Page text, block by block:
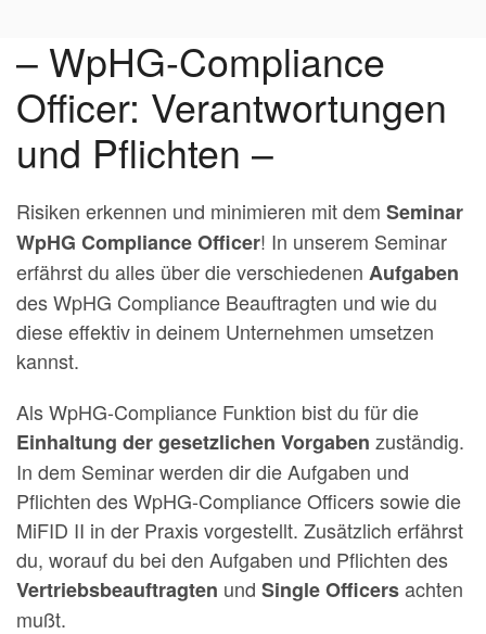
– WpHG-Compliance
Officer: Verantwortungen
und Pflichten –
Risiken erkennen und minimieren mit dem Seminar
WpHG Compliance Officer! In unserem Seminar
erfährst du alles über die verschiedenen Aufgaben
des WpHG Compliance Beauftragten und wie du
diese effektiv in deinem Unternehmen umsetzen
kannst.
Als WpHG-Compliance Funktion bist du für die
Einhaltung der gesetzlichen Vorgaben zuständig.
In dem Seminar werden dir die Aufgaben und
Pflichten des WpHG-Compliance Officers sowie die
MiFID II in der Praxis vorgestellt. Zusätzlich erfährst
du, worauf du bei den Aufgaben und Pflichten des
Vertriebsbeauftragten und Single Officersachten
mußt.